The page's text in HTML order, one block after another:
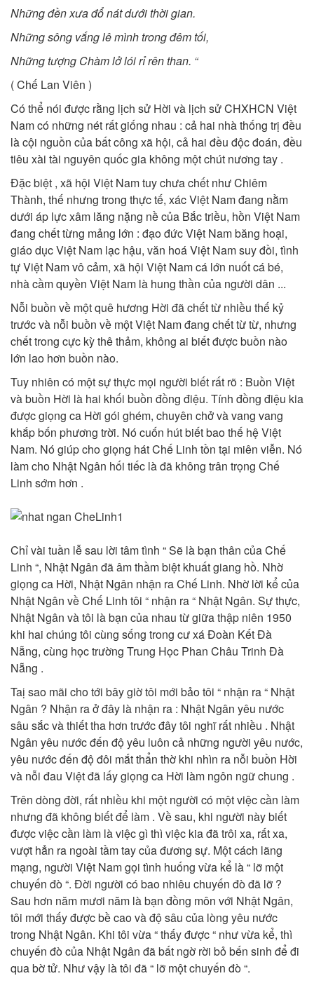
Những đền xưa đổ nát dưới thời gian.
Những sông vắng lê mình trong đêm tối,
Những tượng Chàm lở lói rỉ rên than. “
( Chế Lan Viên )
Có thể nói được rằng lịch sử Hời và lịch sử CHXHCN Việt
Nam có những nét rất giống nhau : cả hai nhà thống trị đều
là cội nguồn của bất công xã hội, cả hai đều độc đoán, đều
tiêu xài tài nguyên quốc gia không một chút nương tay .
Đặc biệt , xã hội Việt Nam tuy chưa chết như Chiêm
Thành, thế nhưng trong thực tế, xác Việt Nam đang nằm
dưới áp lực xâm lăng nặng nề của Bắc triều, hồn Việt Nam
đang chết từng mảng lớn : đạo đức Việt Nam băng hoại,
giáo dục Việt Nam lạc hậu, văn hoá Việt Nam suy đồi, tình
tự Việt Nam vô cảm, xã hội Việt Nam cá lớn nuốt cá bé,
nhà cầm quyền Việt Nam là hung thần của người dân ...
Nỗi buồn về một quê hương Hời đã chết từ nhiều thế kỷ
trước và nỗi buồn về một Việt Nam đang chết từ từ, nhưng
chết trong cực kỳ thê thảm, không ai biết được buồn nào
lớn lao hơn buồn nào.
Tuy nhiên có một sự thực mọi người biết rất rõ : Buồn Việt
và buồn Hời là hai khối buồn đồng điệu. Tính đồng điệu kia
được giọng ca Hời gói ghém, chuyên chở và vang vang
khắp bốn phương trời. Nó cuốn hút biết bao thế hệ Việt
Nam. Nó giúp cho giọng hát Chế Linh tồn tại miên viễn. Nó
làm cho Nhật Ngân hối tiếc là đã không trân trọng Chế
Linh sớm hơn .
Chỉ vài tuần lễ sau lời tâm tình “ Sẽ là bạn thân của Chế
Linh “, Nhật Ngân đã âm thầm biệt khuất giang hồ. Nhờ
giọng ca Hời, Nhật Ngân nhận ra Chế Linh. Nhờ lời kể của
Nhật Ngân về Chế Linh tôi “ nhận ra “ Nhật Ngân. Sự thực,
Nhật Ngân và tôi là bạn của nhau từ giữa thập niên 1950
khi hai chúng tôi cùng sống trong cư xá Đoàn Kết Đà
Nẵng, cùng học trường Trung Học Phan Châu Trinh Đà
Nẵng .
Taị sao mãi cho tới bây giờ tôi mới bảo tôi “ nhận ra “ Nhật
Ngân ? Nhận ra ở đây là nhận ra : Nhật Ngân yêu nước
sâu sắc và thiết tha hơn trước đây tôi nghĩ rất nhiều . Nhật
Ngân yêu nước đến độ yêu luôn cả những người yêu nước,
yêu nước đến độ đôi mắt thẩn thờ khi nhìn ra nỗi buồn Hời
và nỗi đau Việt đã lấy giọng ca Hời làm ngôn ngữ chung .
Trên dòng đời, rất nhiều khi một người có một việc cần làm
nhưng đã không biết để làm . Về sau, khi người này biết
được việc cần làm là việc gì thì việc kia đã trôi xa, rất xa,
vượt hẳn ra ngoài tầm tay của đương sự. Một cách lãng
mạng, người Việt Nam gọi tình huống vừa kể là “ lỡ một
chuyến đò “. Đời người có bao nhiêu chuyến đò đã lỡ ?
Sau hơn năm mươi năm là bạn đồng môn với Nhật Ngân,
tôi mới thấy được bề cao và độ sâu của lòng yêu nước
trong Nhật Ngân. Khi tôi vừa “ thấy được “ như vừa kể, thì
chuyến đò của Nhật Ngân đã bất ngờ rời bỏ bến sinh để đi
qua bờ tử. Như vậy là tôi đã “ lỡ một chuyến đò “.